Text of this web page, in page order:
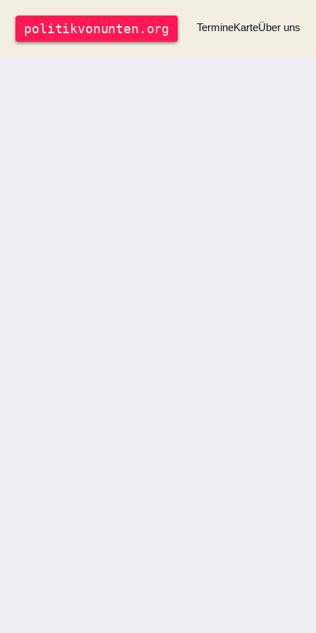
politikvonunten .org TermineKarteÜber uns